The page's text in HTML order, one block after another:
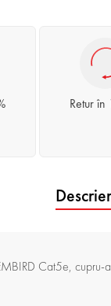
Retur în
Cat5e,